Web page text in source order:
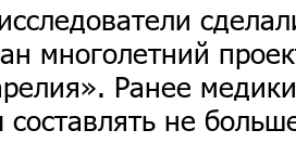
многолетний
Ранее
не